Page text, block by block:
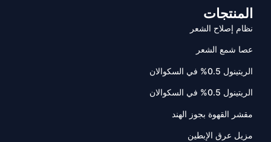
المنتجات
نظام إصلاح الشعر
عصا شمع الشعر
الريتينول 0.5% في السكوالان
الريتينول 0.5% في السكوالان
مقشر القهوة بجوز الهند
مزيل عرق الإبطين